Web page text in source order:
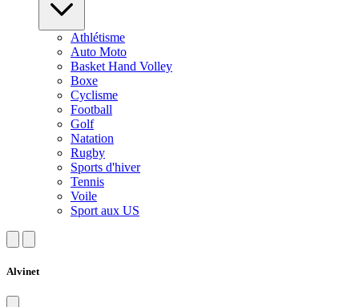
Athlétisme
Auto Moto
Basket Hand Volley
Boxe
Cyclisme
Football
Golf
Natation
Rugby
Sports d'hiver
Tennis
Voile
Sport aux US
Alvinet